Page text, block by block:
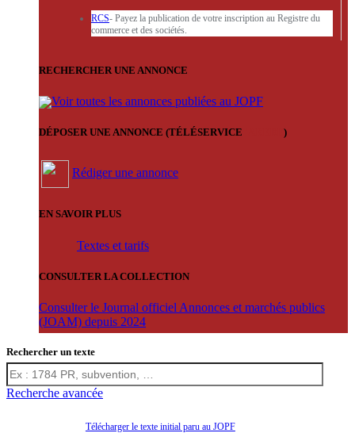
RCS- Payez la publication de votre inscription au Registre du
commerce et des sociétés.
RECHERCHER UNE ANNONCE
Voir toutes les annonces publiées au JOPF
DÉPOSER UNE ANNONCE (TÉLÉSERVICE )
Rédiger une annonce
EN SAVOIR PLUS
Textes et tarifs
CONSULTER LA COLLECTION
Consulter le Journal officiel Annonces et marchés publics
(JOAM) depuis 2024
Rechercher un texte
Recherche avancée
Télécharger le texte initial paru au JOPF